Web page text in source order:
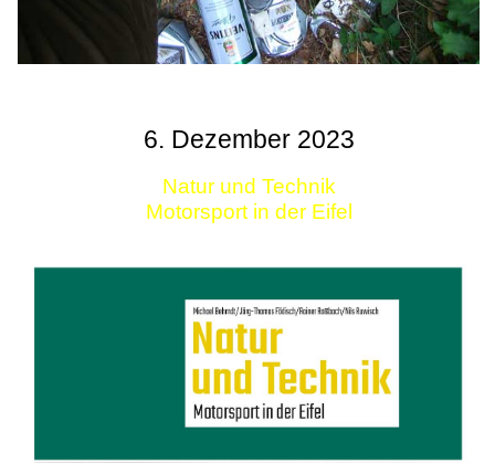
6. Dezember 2023
Natur und Technik
Motorsport in der Eifel